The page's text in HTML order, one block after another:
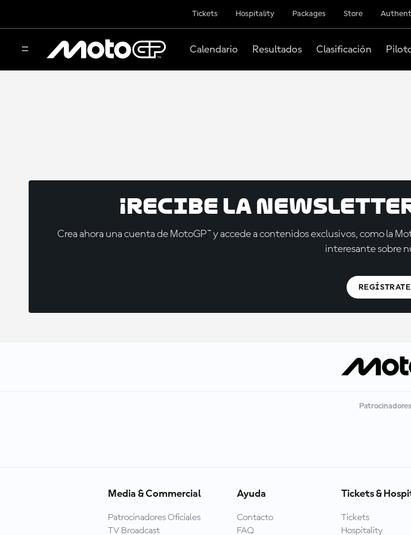
Tickets Hospitality Packages Store
Calendario Resultados Clasificación
¡Recibe la
Crea ahora una cuenta de MotoGP™ y accede a contenidos exclusivos, como la
interesante sobre
Media & Commercial
Patrocinadores Oficiales
TV Broadcast
Ayuda
Contacto
FAQ
Tickets &
Tickets
Hospitality